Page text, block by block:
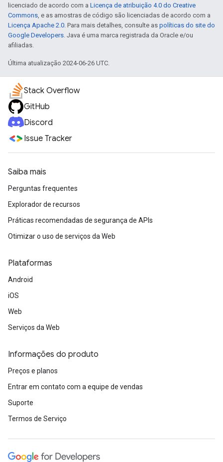
licenciado de acordo com a Licença de atribuição 4.0 do Creative
Commons, e as amostras de código são licenciadas de acordo com a
Licença Apache 2.0. Para mais detalhes, consulte as políticas do site do
Google Developers. Java é uma marca registrada da Oracle e/ou
afiliadas.
Última atualização 2024-06-26 UTC.
Stack Overflow
GitHub
Discord
Issue Tracker
Saiba mais
Perguntas frequentes
Explorador de recursos
Práticas recomendadas de segurança de APIs
Otimizar o uso de serviços da Web
Plataformas
Android
iOS
Web
Serviços da Web
Informações do produto
Preços e planos
Entrar em contato com a equipe de vendas
Suporte
Termos de Serviço